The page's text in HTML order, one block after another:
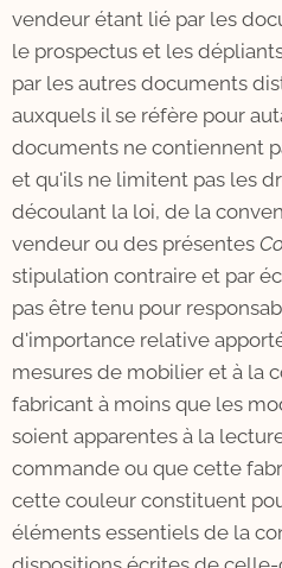
vendeur étant lié par les
le prospectus et les
par les autres documents
auxquels il se réfère pour
documents ne contiennent
et qu'ils ne limitent pas les
découlant la loi, de la
vendeur ou des présentes
stipulation contraire et par
pas être tenu pour
d'importance relative
mesures de mobilier et à la
fabricant à moins que les
soient apparentes à la
commande ou que cette
cette couleur constituent
éléments essentiels de la